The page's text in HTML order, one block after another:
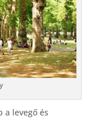
a levegő és